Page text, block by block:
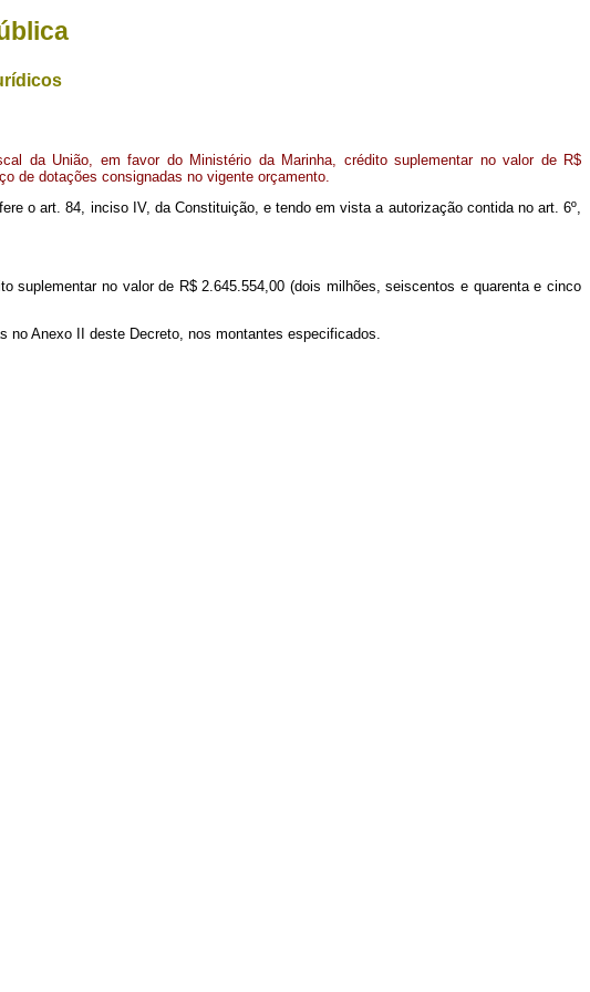
da União, em favor do Ministério da Marinha, crédito suplementar no valor de R$
de dotações consignadas no vigente orçamento.
o art. 84, inciso IV, da Constituição, e tendo em vista a autorização contida no art. 6º,
suplementar no valor de R$ 2.645.554,00 (dois milhões, seiscentos e quarenta e cinco
no Anexo II deste Decreto, nos montantes especificados.